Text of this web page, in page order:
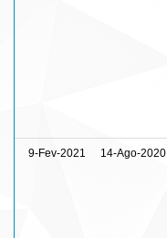
9-Fev-2021 14-Ago-2020